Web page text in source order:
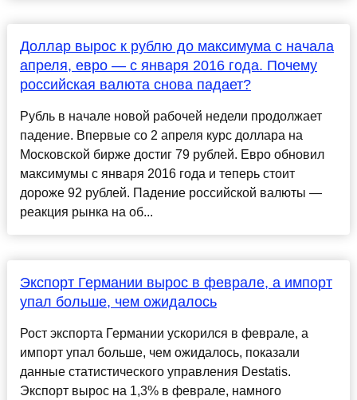
Доллар вырос к рублю до максимума с начала
апреля, евро — с января 2016 года. Почему
российская валюта снова падает?
Рубль в начале новой рабочей недели продолжает
падение. Впервые со 2 апреля курс доллара на
Московской бирже достиг 79 рублей. Евро обновил
максимумы с января 2016 года и теперь стоит
дороже 92 рублей. Падение российской валюты —
реакция рынка на об...
Экспорт Германии вырос в феврале, а импорт
упал больше, чем ожидалось
Рост экспорта Германии ускорился в феврале, а
импорт упал больше, чем ожидалось, показали
данные статистического управления Destatis.
Экспорт вырос на 1,3% в феврале, намного